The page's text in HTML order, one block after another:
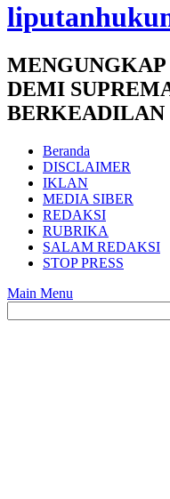
DEMI
BERKEADILAN
Beranda
DISCLAIMER
IKLAN
MEDIA SIBER
REDAKSI
RUBRIKA
SALAM REDAKSI
STOP PRESS
Main Menu